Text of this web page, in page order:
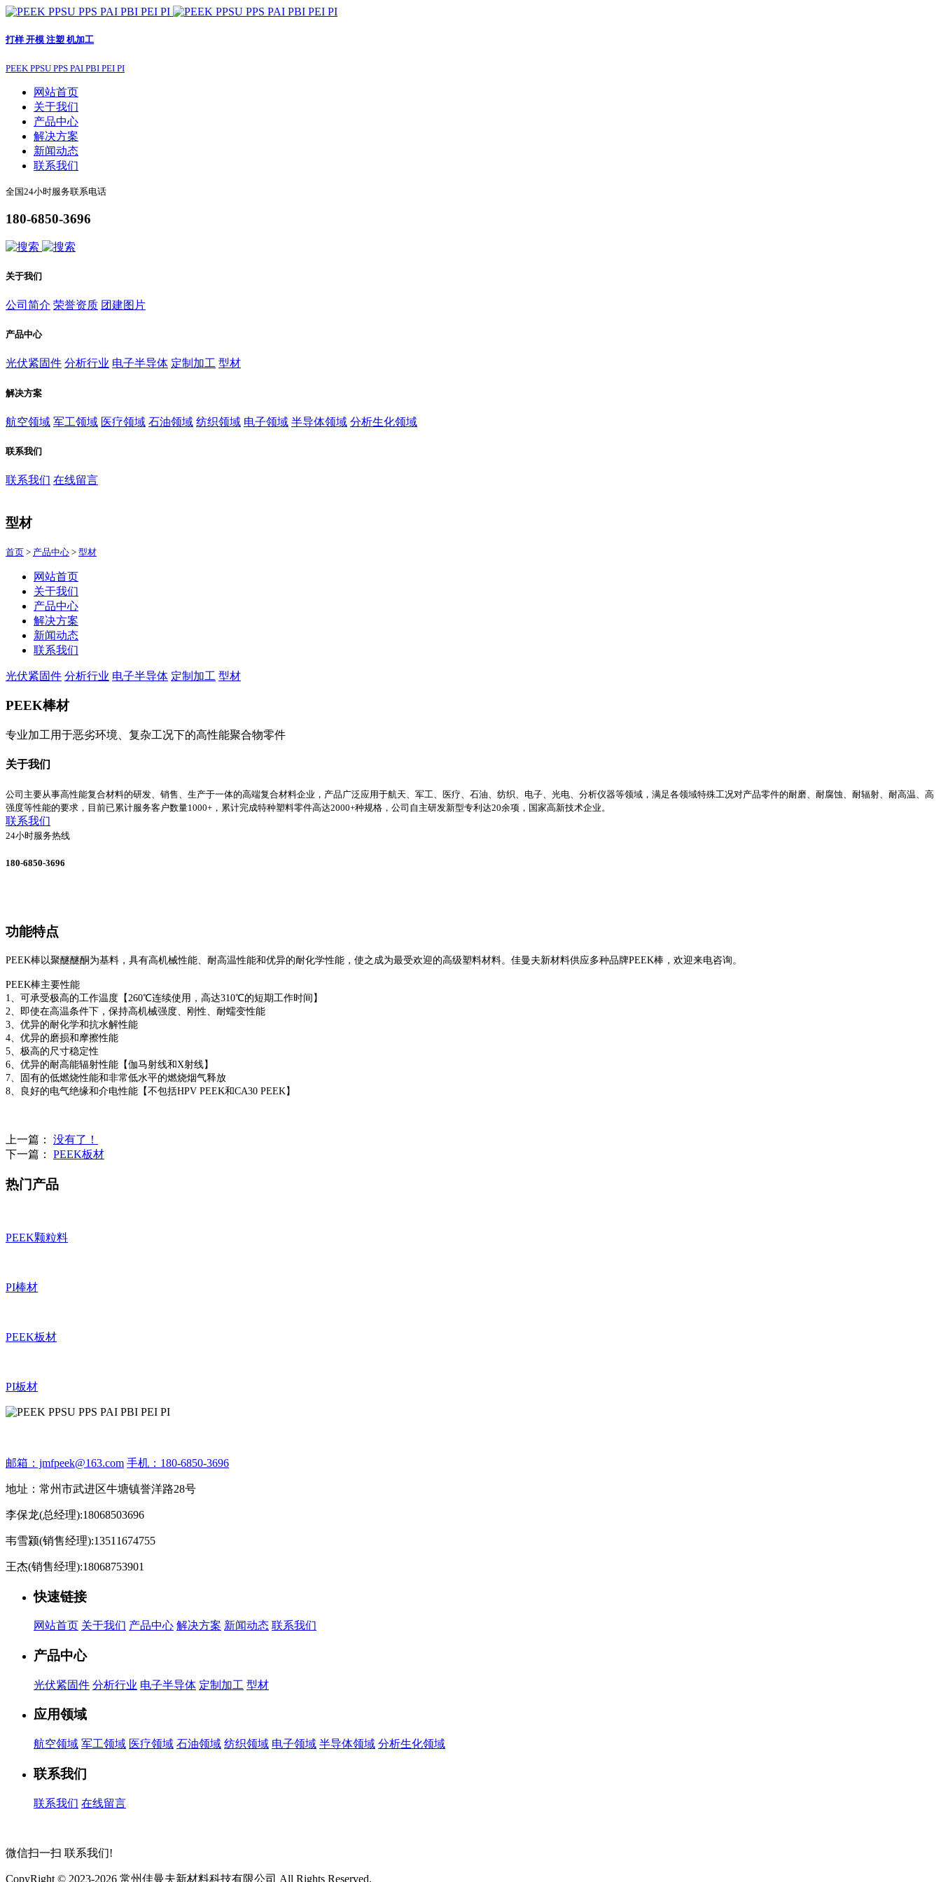
打样 开模 注塑 机加工
PEEK PPSU PPS PAI PBI PEI PI
网站首页
关于我们
产品中心
解决方案
新闻动态
联系我们
全国24小时服务联系电话
180-6850-3696
关于我们
公司简介 荣誉资质 团建图片
产品中心
光伏紧固件 分析行业 电子半导体 定制加工 型材
解决方案
航空领域 军工领域 医疗领域 石油领域 纺织领域 电子领域 半导体领域 分析生化领域
联系我们
联系我们 在线留言
型材
首页 > 产品中心 > 型材
网站首页
关于我们
产品中心
解决方案
新闻动态
联系我们
光伏紧固件 分析行业 电子半导体 定制加工 型材
PEEK棒材
专业加工用于恶劣环境、复杂工况下的高性能聚合物零件
关于我们
公司主要从事高性能复合材料的研发、销售、生产于一体的高端复合材料企业，产品广泛应用于航天、军工、医疗、石油、纺织、电子、光电、分析仪器等领域，满足各领域特殊工况对产品零件的耐磨、耐腐蚀、耐辐射、耐高温、高
强度等性能的要求，目前已累计服务客户数量1000+，累计完成特种塑料零件高达2000+种规格，公司自主研发新型专利达20余项，国家高新技术企业。
联系我们
24小时服务热线
180-6850-3696
功能特点
PEEK棒以聚醚醚酮为基料，具有高机械性能、耐高温性能和优异的耐化学性能，使之成为最受欢迎的高级塑料材料。佳曼夫新材料供应多种品牌PEEK棒，欢迎来电咨询。
PEEK棒主要性能
1、可承受极高的工作温度【260℃连续使用，高达310℃的短期工作时间】
2、即使在高温条件下，保持高机械强度、刚性、耐蠕变性能
3、优异的耐化学和抗水解性能
4、优异的磨损和摩擦性能
5、极高的尺寸稳定性
6、优异的耐高能辐射性能【伽马射线和X射线】
7、固有的低燃烧性能和非常低水平的燃烧烟气释放
8、良好的电气绝缘和介电性能【不包括HPV PEEK和CA30 PEEK】
上一篇： 没有了！
下一篇： PEEK板材
热门产品
PEEK颗粒料
PI棒材
PEEK板材
PI板材
邮箱：jmfpeek@163.com 手机：180-6850-3696
地址：常州市武进区牛塘镇誉洋路28号
李保龙(总经理):18068503696
韦雪颍(销售经理):13511674755
王杰(销售经理):18068753901
快速链接
网站首页 关于我们 产品中心 解决方案 新闻动态 联系我们
产品中心
光伏紧固件 分析行业 电子半导体 定制加工 型材
应用领域
航空领域 军工领域 医疗领域 石油领域 纺织领域 电子领域 半导体领域 分析生化领域
联系我们
联系我们 在线留言
微信扫一扫 联系我们!
CopyRight © 2023-2026 常州佳曼夫新材料科技有限公司 All Rights Reserved.